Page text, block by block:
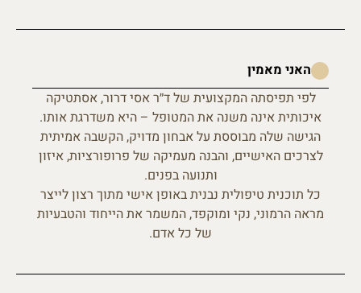
האני מאמין
לפי תפיסתה המקצועית של ד״ר אסי דרור, אסתטיקה
איכותית אינה משנה את המטופל – היא משדרגת אותו.
הגישה שלה מבוססת על אבחון מדויק, הקשבה אמיתית
לצרכים האישיים, והבנה מעמיקה של פרופורציות, איזון
ותנועה בפנים.
כל תוכנית טיפולית נבנית באופן אישי מתוך רצון לייצר
מראה הרמוני, נקי ומוקפד, המשמר את הייחוד והטבעיות
של כל אדם.